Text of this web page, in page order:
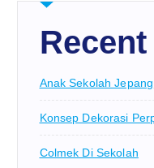
Anak Sekolah Jepang
Konsep Dekorasi
Colmek Di Sekolah